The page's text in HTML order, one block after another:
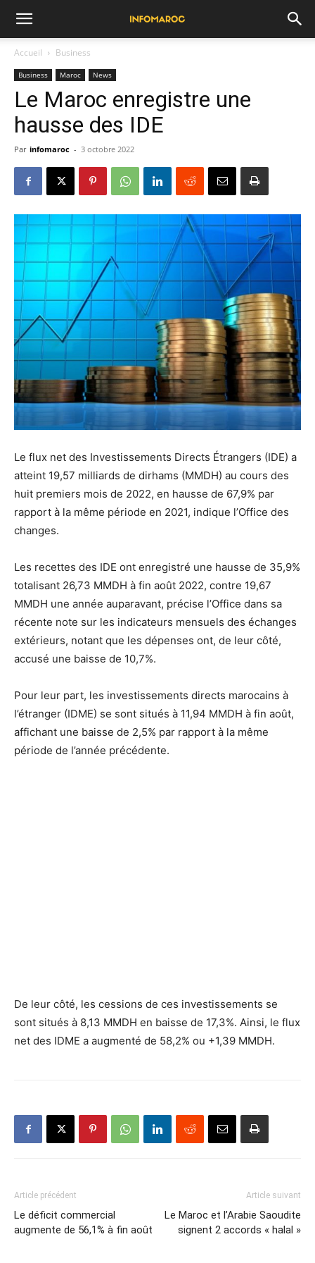
Accueil Business
Business Maroc News
Le Maroc enregistre une
hausse des IDE
Par infomaroc - 3 octobre 2022
Le flux net des Investissements Directs Étrangers (IDE) a
atteint 19,57 milliards de dirhams (MMDH) au cours des
huit premiers mois de 2022, en hausse de 67,9% par
rapport à la même période en 2021, indique l’Office des
changes.
Les recettes des IDE ont enregistré une hausse de 35,9%
totalisant 26,73 MMDH à fin août 2022, contre 19,67
MMDH une année auparavant, précise l’Office dans sa
récente note sur les indicateurs mensuels des échanges
extérieurs, notant que les dépenses ont, de leur côté,
accusé une baisse de 10,7%.
Pour leur part, les investissements directs marocains à
l’étranger (IDME) se sont situés à 11,94 MMDH à fin août,
affichant une baisse de 2,5% par rapport à la même
période de l’année précédente.
De leur côté, les cessions de ces investissements se
sont situés à 8,13 MMDH en baisse de 17,3%. Ainsi, le flux
net des IDME a augmenté de 58,2% ou +1,39 MMDH.
Article précédent
Le déficit commercial
augmente de 56,1% à fin août
Article suivant
Le Maroc et l’Arabie Saoudite
signent 2 accords « halal »